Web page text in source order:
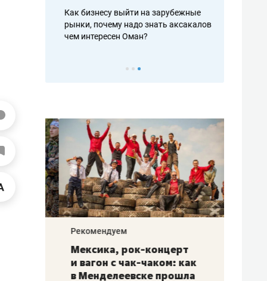
Как бизнесу выйти на зарубежные
рынки, почему надо знать аксакалов и
чем интересен Оман?
Рекомендуем
Мексика, рок-концерт
и вагон с чак-чаком: как
в Менделеевске прошла